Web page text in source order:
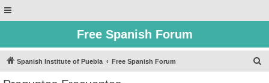
Free Spanish Forum
Spanish Institute of Puebla Free Spanish Forum